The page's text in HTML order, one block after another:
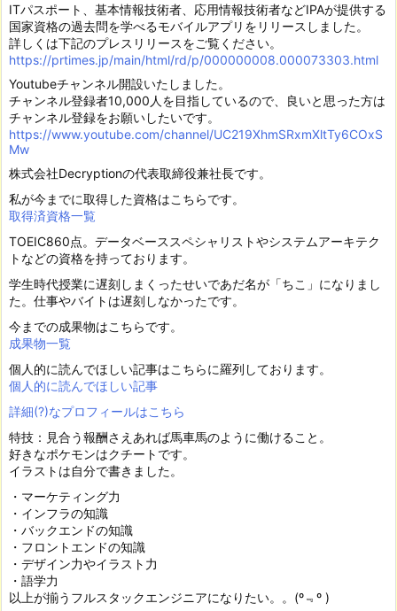
ITパスポート、基本情報技術者、応用情報技術者などIPAが提供する
国家資格の過去問を学べるモバイルアプリをリリースしました。
詳しくは下記のプレスリリースをご覧ください。
https://prtimes.jp/main/html/rd/p/000000008.000073303.html
Youtubeチャンネル開設いたしました。
チャンネル登録者10,000人を目指しているので、良いと思った方は
チャンネル登録をお願いしたいです。
https://www.youtube.com/channel/UC219XhmSRxmXltTy6COxS
Mw
株式会社Decryptionの代表取締役兼社長です。
私が今までに取得した資格はこちらです。
取得済資格一覧
TOEIC860点。データベーススペシャリストやシステムアーキテク
トなどの資格を持っております。
学生時代授業に遅刻しまくったせいであだ名が「ちこ」になりまし
た。仕事やバイトは遅刻しなかったです。
今までの成果物はこちらです。
成果物一覧
個人的に読んでほしい記事はこちらに羅列しております。
個人的に読んでほしい記事
詳細(?)なプロフィールはこちら
特技：見合う報酬さえあれば馬車馬のように働けること。
好きなポケモンはクチートです。
イラストは自分で書きました。
・マーケティング力
・インフラの知識
・バックエンドの知識
・フロントエンドの知識
・デザイン力やイラスト力
・語学力
以上が揃うフルスタックエンジニアになりたい。。(º﹃º )